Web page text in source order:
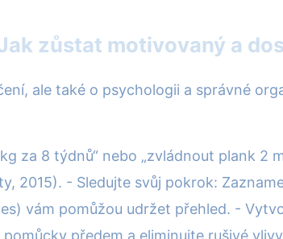
zůstat motivovaný a
ale také o psychologii a správné
za 8 týdnů“ nebo „zvládnout plank 2
2015). - Sledujte svůj pokrok:
vám pomůžou udržet přehled. -